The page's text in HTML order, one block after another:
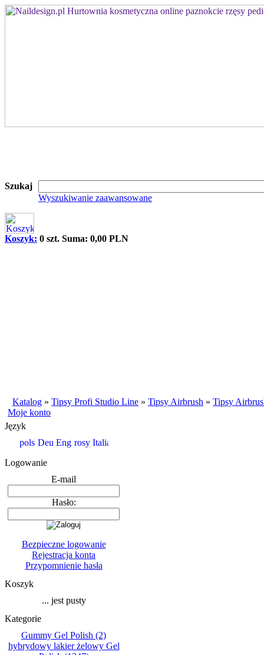
Szukaj
Wyszukiwanie zaawansowane
Koszyk: 0 szt. Suma: 0,00 PLN
Katalog » Tipsy Profi Studio Line » Tipsy Airbrush » Tipsy
Moje konto
Język
Logowanie
E-mail
Hasło:
Bezpieczne logowanie
Rejestracja konta
Przypomnienie hasła
Koszyk
... jest pusty
Kategorie
Gummy Gel Polish (2)
hybrydowy lakier żelowy Gel